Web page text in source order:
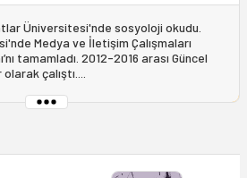
Üniversitesi'nde sosyoloji okudu.
Medya ve İletişim Çalışmaları
tamamladı. 2012-2016 arası Güncel
çalıştı....